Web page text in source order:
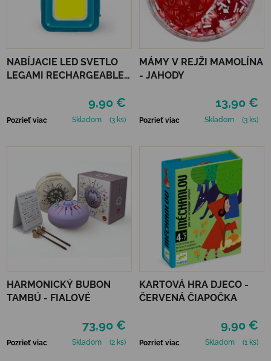
NABÍJACIE LED SVETLO
LEGAMI RECHARGEABLE
9,90 €
Pozrieť viac Skladom (3 ks)
MÁMY V REJŽI MAMOLÍNA
- JAHODY
13,90 €
Pozrieť viac Skladom (3 ks)
HARMONICKÝ BUBON
TAMBÚ - FIALOVÉ
73,90 €
Pozrieť viac Skladom (2 ks)
KARTOVÁ HRA DJECO -
ČERVENÁ ČIAPOČKA
9,90 €
Pozrieť viac Skladom (1 ks)